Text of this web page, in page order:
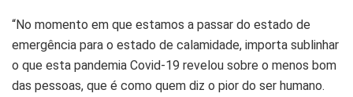
“No momento em que estamos a passar do estado de
emergência para o estado de calamidade, importa sublinhar
o que esta pandemia Covid-19 revelou sobre o menos bom
das pessoas, que é como quem diz o pior do ser humano.